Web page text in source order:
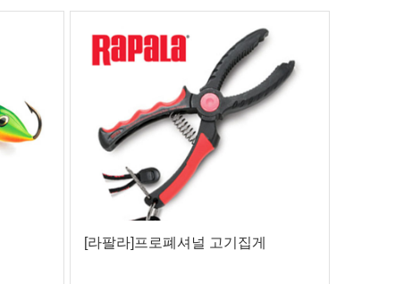
[라팔라]프로폐셔널 고기집게